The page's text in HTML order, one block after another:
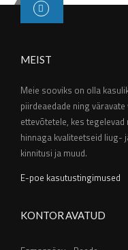
MEIST
Meie sooviks on olla
piirdeaedade ning
ettevõtetele, kes
hinnaga kvaliteetseid liug-
kinnitusi ja muud.
E-poe kasutustingimused
KONTOR AVATUD